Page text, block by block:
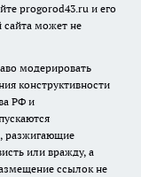
progorod43.ru и его
сайта может не
модерировать
конструктивности
РФ и
разжигающие
или вражду, а
ссылок не